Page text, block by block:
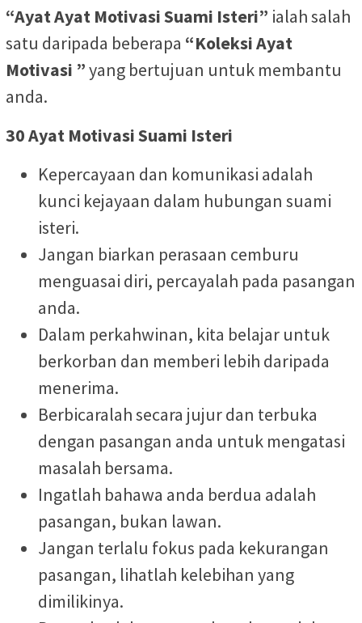
“Ayat Ayat Motivasi Suami Isteri” ialah salah
satu daripada beberapa “Koleksi Ayat
Motivasi ”yang bertujuan untuk membantu
anda.
30 Ayat Motivasi Suami Isteri
Kepercayaan dan komunikasi adalah
kunci kejayaan dalam hubungan suami
isteri.
Jangan biarkan perasaan cemburu
menguasai diri, percayalah pada pasangan
anda.
Dalam perkahwinan, kita belajar untuk
berkorban dan memberi lebih daripada
menerima.
Berbicaralah secara jujur dan terbuka
dengan pasangan anda untuk mengatasi
masalah bersama.
Ingatlah bahawa anda berdua adalah
pasangan, bukan lawan.
Jangan terlalu fokus pada kekurangan
pasangan, lihatlah kelebihan yang
dimilikinya.